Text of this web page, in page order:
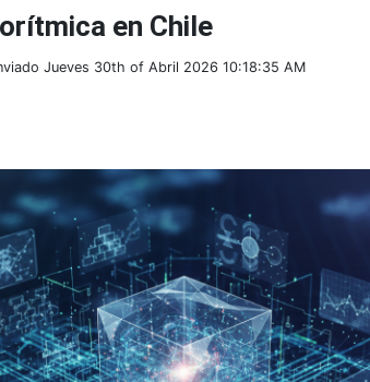
en Chile
Jueves 30th of Abril 2026 10:18:35 AM